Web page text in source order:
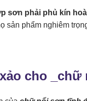
sơn phải phủ kín
sản phẩm nghiêm
cho _ chữ